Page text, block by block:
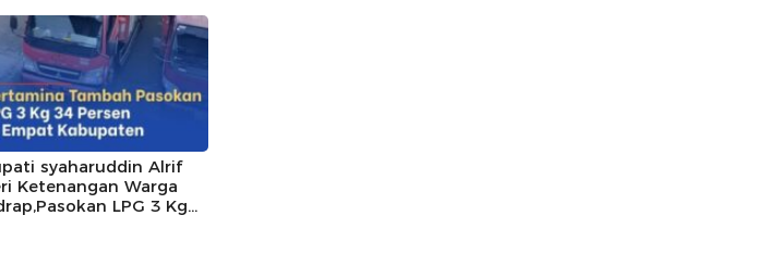
syaharuddin Alrif
Ketenangan Warga
LPG 3 Kg